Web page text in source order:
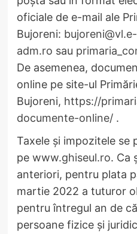
oficiale de e-mail ale
Bujoreni: bujoreni@vl.e-
adm.ro sau
De asemenea,
online pe site-ul
Bujoreni, https://
documente-online/.
​Taxele şi impozitele se
pe www.ghiseul.ro. Ca
anteriori, pentru plata
martie 2022 a tuturor
pentru întregul an de
persoane fizice şi